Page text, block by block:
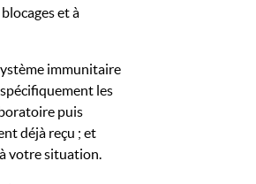
et à
immunitaire
les
puis
déjà reçu ; et
votre situation.